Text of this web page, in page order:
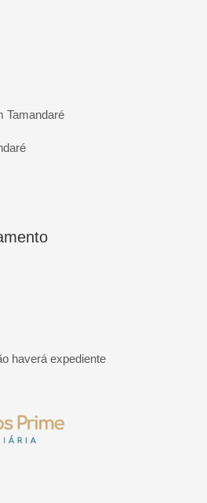
Tamandaré
haverá expediente